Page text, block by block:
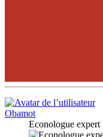
Obamot
Econologue expert